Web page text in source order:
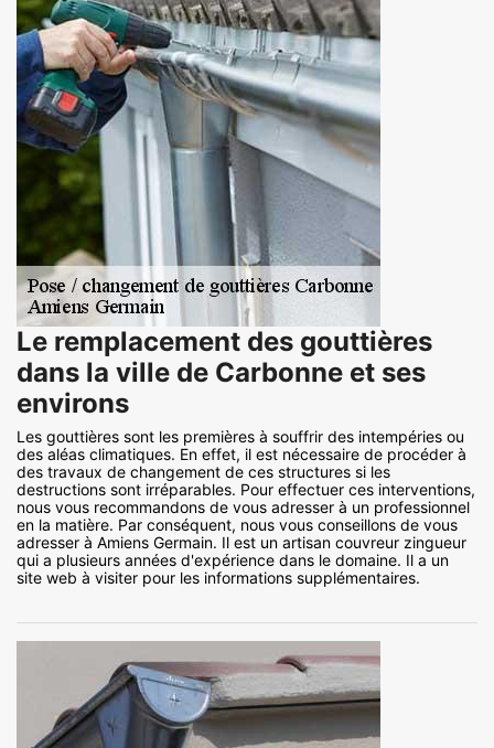
Le remplacement des gouttières
dans la ville de Carbonne et ses
environs
Les gouttières sont les premières à souffrir des intempéries ou
des aléas climatiques. En effet, il est nécessaire de procéder à
des travaux de changement de ces structures si les
destructions sont irréparables. Pour effectuer ces interventions,
nous vous recommandons de vous adresser à un professionnel
en la matière. Par conséquent, nous vous conseillons de vous
adresser à Amiens Germain. Il est un artisan couvreur zingueur
qui a plusieurs années d'expérience dans le domaine. Il a un
site web à visiter pour les informations supplémentaires.